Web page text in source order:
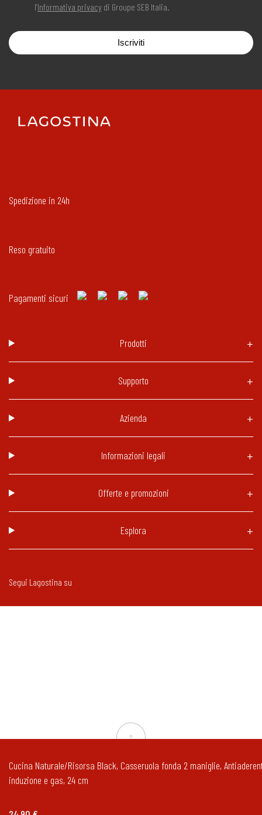
Cucina Naturale/Risorsa Black, Casseruola fonda 2 maniglie,
induzione e gas, 24 cm
l’Informativa privacy di Groupe SEB Italia.
Iscriviti
Spedizione in 24h
Reso gratuito
Pagamenti sicuri
Prodotti
Supporto
Azienda
Informazioni legali
Offerte e promozioni
Esplora
Segui Lagostina su